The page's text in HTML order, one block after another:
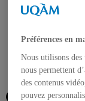
Accueil
Autorisation
À propos de
Plan du
Facebook
Twitter
Flux RSS
Préférences en
Nous utilisons
nous permettent
des contenus
pouvez